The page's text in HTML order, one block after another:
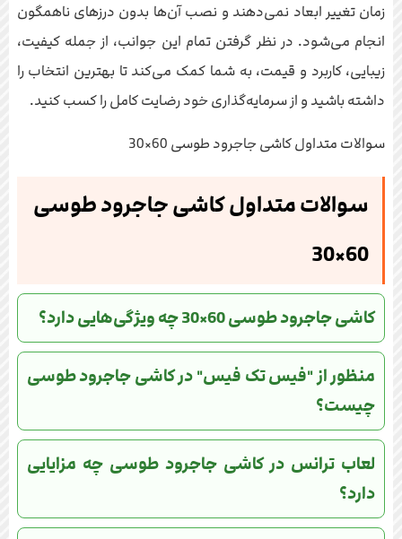
زمان تغییر ابعاد نمی‌دهند و نصب آن‌ها بدون درزهای ناهمگون
انجام می‌شود. در نظر گرفتن تمام این جوانب، از جمله کیفیت،
زیبایی، کاربرد و قیمت، به شما کمک می‌کند تا بهترین انتخاب را
داشته باشید و از سرمایه‌گذاری خود رضایت کامل را کسب کنید.
سوالات متداول کاشی جاجرود طوسی 60×30
سوالات متداول کاشی جاجرود طوسی
60×30
کاشی جاجرود طوسی 60×30 چه ویژگی‌هایی دارد؟
منظور از "فیس تک فیس" در کاشی جاجرود طوسی
چیست؟
لعاب ترانس در کاشی جاجرود طوسی چه مزایایی
دارد؟